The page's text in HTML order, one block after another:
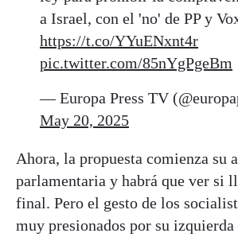
a Israel, con el 'no' de PP y
https://t.co/YYuENxnt4r
pic.twitter.com/85nYgPgeBm
— Europa Press TV
May 20, 2025
Ahora, la propuesta comienza su
parlamentaria y habrá que ver si
final. Pero el gesto de los
muy presionados por su